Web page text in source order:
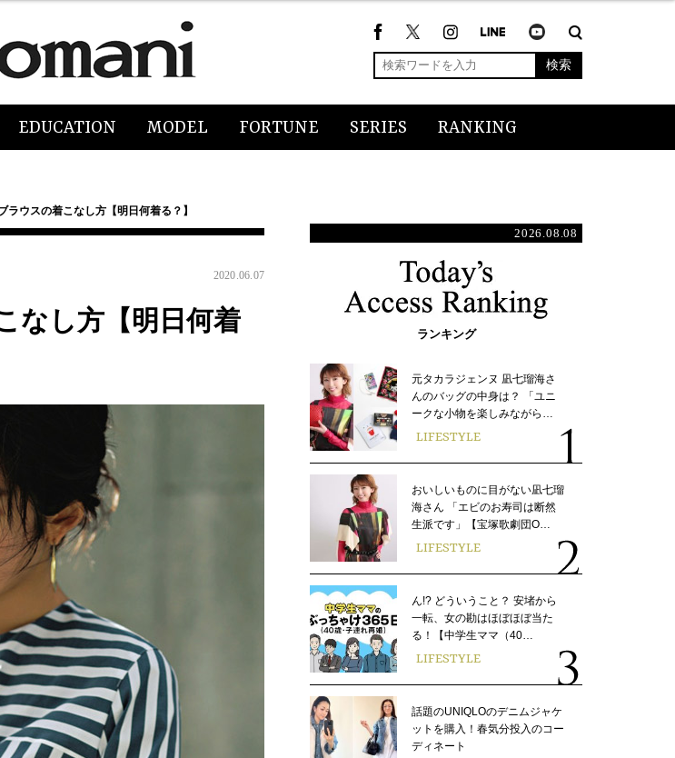
検索
EDUCATION MODEL FORTUNE SERIES RANKING
ラウスの着こなし方【明日何着る？】
2020.06.07
なし方【明日何着
2026.08.08
ランキング
元タカラジェンヌ 凪七瑠海さ
んのバッグの中身は？ 「ユニ
ークな小物を楽しみながら…
LIFESTYLE
おいしいものに目がない凪七瑠
海さん 「エビのお寿司は断然
生派です」【宝塚歌劇団O…
LIFESTYLE
ん!? どういうこと？ 安堵から
一転、女の勘はほぼほぼ当た
る！【中学生ママ（40…
LIFESTYLE
話題のUNIQLOのデニムジャケ
ットを購入！春気分投入のコー
ディネート